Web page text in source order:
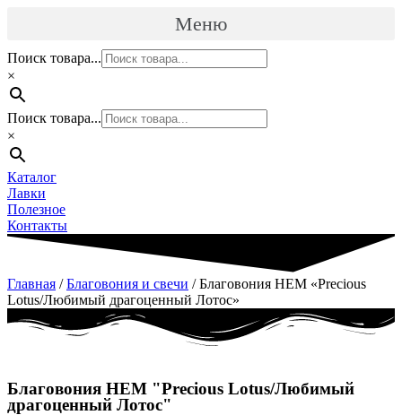
Меню
Поиск товара...
×
Поиск товара...
×
Каталог
Лавки
Полезное
Контакты
Главная /Благовония и свечи / Благовония HEM «Precious
Lotus/Любимый драгоценный Лотос»
Благовония HEM "Precious Lotus/Любимый
драгоценный Лотос"